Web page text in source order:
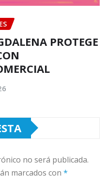
PROTEGE
no será publicada.
marcados con *